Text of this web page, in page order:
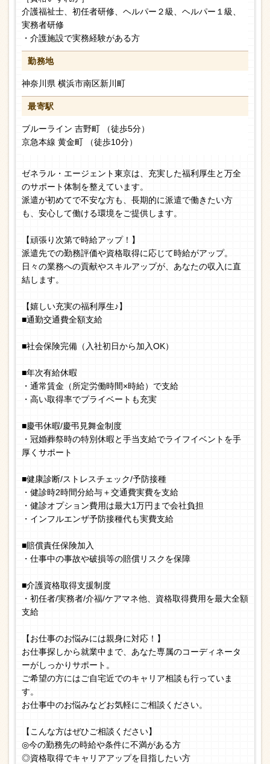
介護福祉士、初任者研修、ヘルパー２級、ヘルパー１級、
実務者研修
・介護施設で実務経験がある方
勤務地
神奈川県 横浜市南区新川町
最寄駅
ブルーライン 吉野町 （徒歩5分）
京急本線 黄金町 （徒歩10分）
ゼネラル・エージェント東京は、充実した福利厚生と万全
のサポート体制を整えています。
派遣が初めてで不安な方も、長期的に派遣で働きたい方
も、安心して働ける環境をご提供します。
【頑張り次第で時給アップ！】
派遣先での勤務評価や資格取得に応じて時給がアップ。
日々の業務への貢献やスキルアップが、あなたの収入に直
結します。
【嬉しい充実の福利厚生♪】
■通勤交通費全額支給
■社会保険完備（入社初日から加入OK）
■年次有給休暇
・通常賃金（所定労働時間×時給）で支給
・高い取得率でプライベートも充実
■慶弔休暇/慶弔見舞金制度
・冠婚葬祭時の特別休暇と手当支給でライフイベントを手
厚くサポート
■健康診断/ストレスチェック/予防接種
・健診時2時間分給与＋交通費実費を支給
・健診オプション費用は最大1万円まで会社負担
・インフルエンザ予防接種代も実費支給
■賠償責任保険加入
・仕事中の事故や破損等の賠償リスクを保障
■介護資格取得支援制度
・初任者/実務者/介福/ケアマネ他、資格取得費用を最大全額
支給
【お仕事のお悩みには親身に対応！】
お仕事探しから就業中まで、あなた専属のコーディネータ
ーがしっかりサポート。
ご希望の方にはご自宅近でのキャリア相談も行っていま
す。
お仕事中のお悩みなどお気軽にご相談ください。
【こんな方はぜひご相談ください】
◎今の勤務先の時給や条件に不満がある方
◎資格取得でキャリアアップを目指したい方